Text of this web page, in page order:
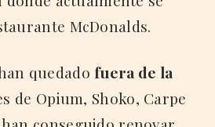
McDonalds.
quedado fuera de la
de Opium, Shoko, Carpe